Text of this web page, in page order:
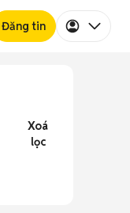
Đăng tin
Xoá
lọc